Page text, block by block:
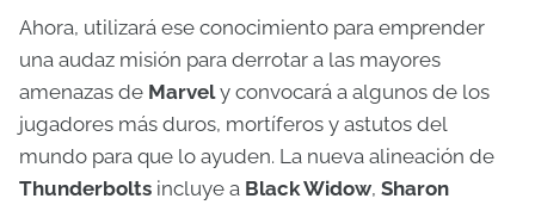
Ahora, utilizará ese conocimiento para emprender
una audaz misión para derrotar a las mayores
amenazas de Marvely convocará a algunos de los
jugadores más duros, mortíferos y astutos del
mundo para que lo ayuden. La nueva alineación de
Thunderbolts incluye a Black Widow, Sharon